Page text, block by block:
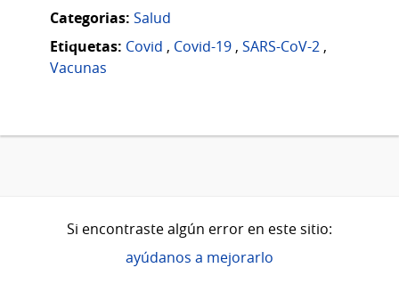
Categorias: Salud
Etiquetas: Covid , Covid-19 , SARS-CoV-2 ,
Vacunas
Si encontraste algún error en este sitio:
ayúdanos a mejorarlo